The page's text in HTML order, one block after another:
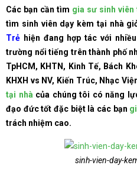
Các bạn cần tìm gia sư sinh viên
tìm sinh viên dạy kèm tại nhà
Trẻ hiện đang hợp tác với
trường nổi tiếng trên thành phố
TpHCM, KHTN, Kinh Tế, Bách
KHXH vs NV, Kiến Trúc, Nhạc
tại nhà của chúng tôi có năng
đạo đức tốt đặc biệt là các bạn
trách nhiệm cao.
sinh-vien-day-